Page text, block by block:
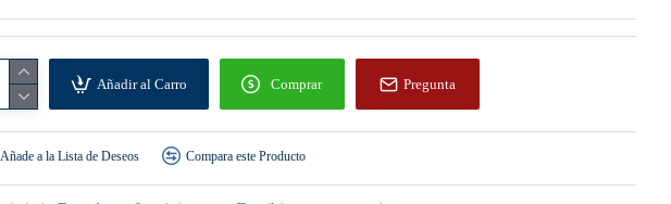
Añadir al Carro Comprar Pregunta
Añade a la Lista de Deseos Compara este Producto